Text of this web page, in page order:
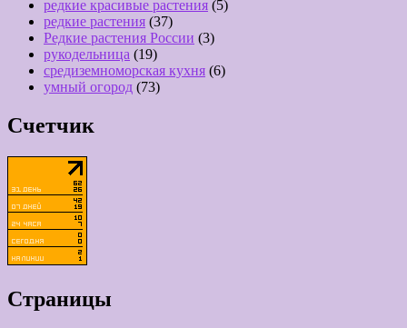
редкие красивые растения (5)
редкие растения (37)
Редкие растения России (3)
рукодельница (19)
средиземноморская кухня (6)
умный огород (73)
Счетчик
Страницы